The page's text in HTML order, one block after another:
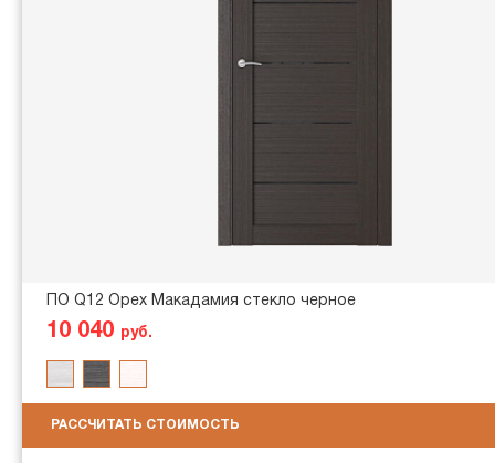
ПО Q12 Орех Макадамия стекло черное
10 040 руб.
РАССЧИТАТЬ СТОИМОСТЬ